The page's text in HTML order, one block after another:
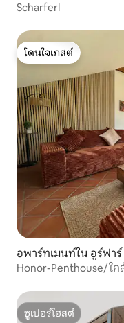
Scharferl
โดนใจเกสต์
โดนใจเกสต์
อพาร์ทเมนท์ใน อูร์ฟาร์
Honor-Penthouse/ ใก
ซูเปอร์โฮสต์
ซูเปอร์โฮสต์